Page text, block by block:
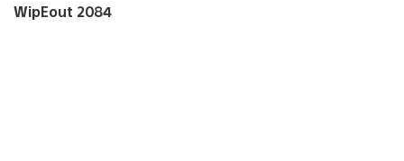
WipEout 2084